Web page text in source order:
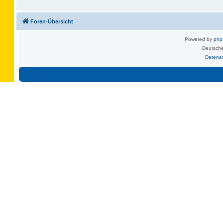
Foren-Übersicht
Powered by